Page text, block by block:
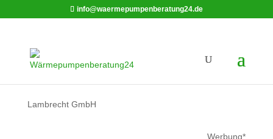
info@waermepumpenberatung24.de
Lambrecht GmbH
Werbung*